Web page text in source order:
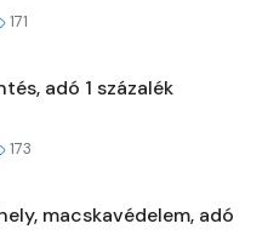
171
adó 1 százalék
173
macskavédelem, adó